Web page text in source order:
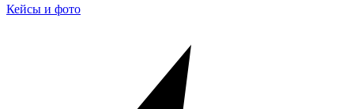
Кейсы и фото